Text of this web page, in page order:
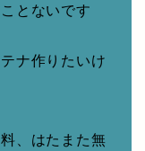
とないです
ナ作りたいけ
、はたまた無